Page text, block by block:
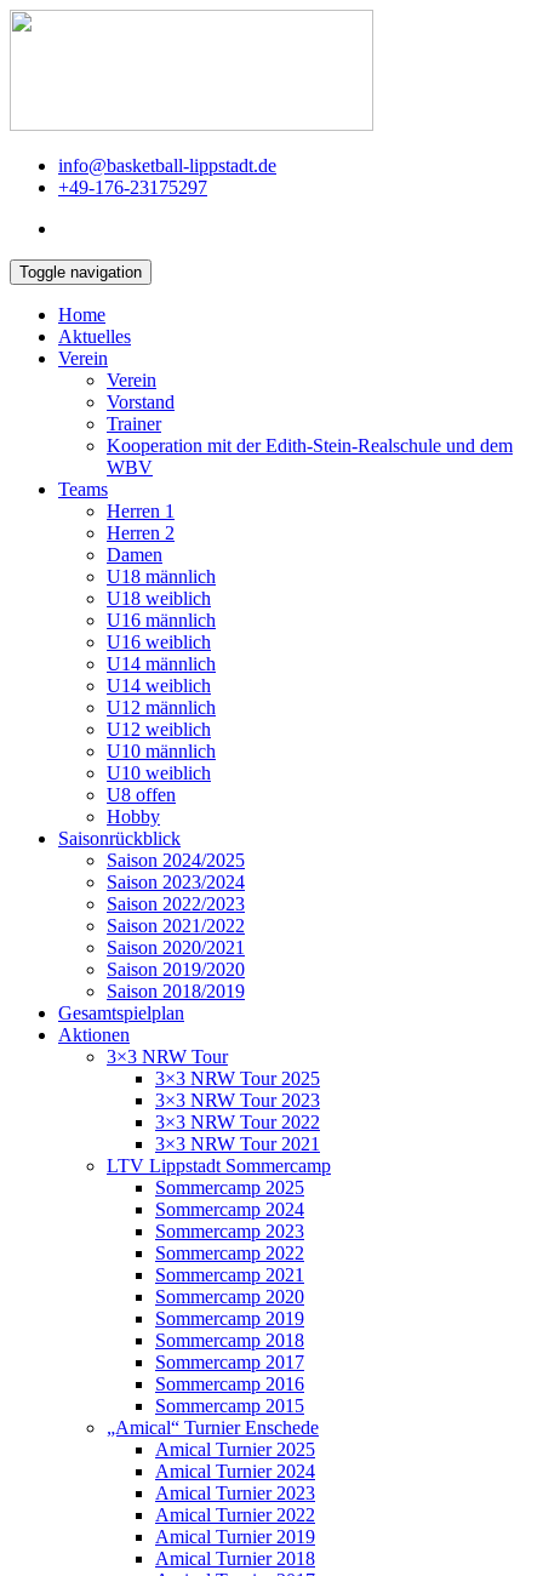
info@basketball-lippstadt.de
+49-176-23175297
Toggle navigation
Home
Aktuelles
Verein
Verein
Vorstand
Trainer
Kooperation mit der Edith-Stein-Realschule und dem
WBV
Teams
Herren 1
Herren 2
Damen
U18 männlich
U18 weiblich
U16 männlich
U16 weiblich
U14 männlich
U14 weiblich
U12 männlich
U12 weiblich
U10 männlich
U10 weiblich
U8 offen
Hobby
Saisonrückblick
Saison 2024/2025
Saison 2023/2024
Saison 2022/2023
Saison 2021/2022
Saison 2020/2021
Saison 2019/2020
Saison 2018/2019
Gesamtspielplan
Aktionen
3×3 NRW Tour
3×3 NRW Tour 2025
3×3 NRW Tour 2023
3×3 NRW Tour 2022
3×3 NRW Tour 2021
LTV Lippstadt Sommercamp
Sommercamp 2025
Sommercamp 2024
Sommercamp 2023
Sommercamp 2022
Sommercamp 2021
Sommercamp 2020
Sommercamp 2019
Sommercamp 2018
Sommercamp 2017
Sommercamp 2016
Sommercamp 2015
„Amical“ Turnier Enschede
Amical Turnier 2025
Amical Turnier 2024
Amical Turnier 2023
Amical Turnier 2022
Amical Turnier 2019
Amical Turnier 2018